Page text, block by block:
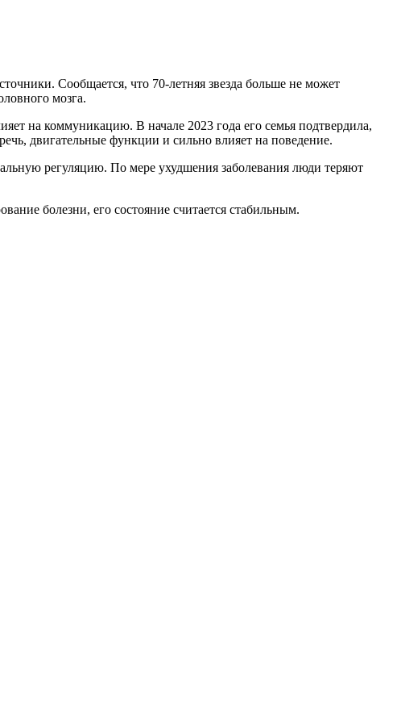
Сообщается, что 70-летняя звезда больше не может
мозга.
на коммуникацию. В начале 2023 года его семья подтвердила,
двигательные функции и сильно влияет на поведение.
регуляцию. По мере ухудшения заболевания люди теряют
болезни, его состояние считается стабильным.